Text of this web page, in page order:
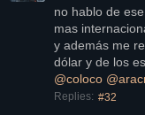
no hablo de
mas
y además me
dólar y de los
@coloco @
Replies: #32